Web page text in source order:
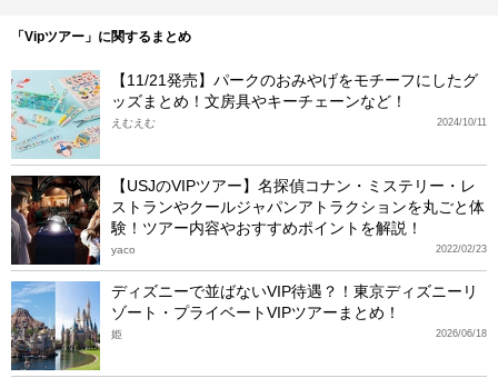
「Vipツアー」に関するまとめ
【11/21発売】パークのおみやげをモチーフにしたグ
ッズまとめ！文房具やキーチェーンなど！
2024/10/11
えむえむ
【USJのVIPツアー】名探偵コナン・ミステリー・レ
ストランやクールジャパンアトラクションを丸ごと体
験！ツアー内容やおすすめポイントを解説！
2022/02/23
yaco
ディズニーで並ばないVIP待遇？！東京ディズニーリ
ゾート・プライベートVIPツアーまとめ！
2026/06/18
姫